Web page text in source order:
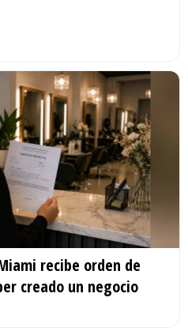
recibe orden de
creado un negocio